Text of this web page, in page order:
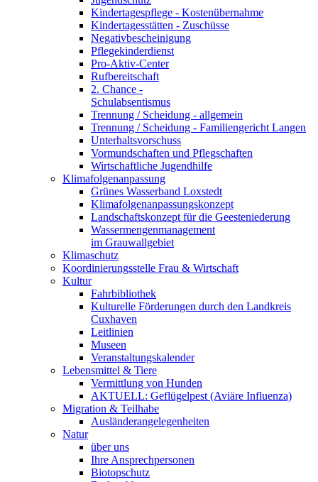
Kindertagespflege - Kostenübernahme
Kindertagesstätten - Zuschüsse
Negativbescheinigung
Pflegekinderdienst
Pro-Aktiv-Center
Rufbereitschaft
2. Chance -
Schulabsentismus
Trennung / Scheidung - allgemein
Trennung / Scheidung - Familiengericht Langen
Unterhaltsvorschuss
Vormundschaften und Pflegschaften
Wirtschaftliche Jugendhilfe
Klimafolgenanpassung
Grünes Wasserband Loxstedt
Klimafolgenanpassungskonzept
Landschaftskonzept für die Geesteniederung
Wassermengenmanagement
im Grauwallgebiet
Klimaschutz
Koordinierungsstelle Frau & Wirtschaft
Kultur
Fahrbibliothek
Kulturelle Förderungen durch den Landkreis
Cuxhaven
Leitlinien
Museen
Veranstaltungskalender
Lebensmittel & Tiere
Vermittlung von Hunden
AKTUELL: Geflügelpest (Aviäre Influenza)
Migration & Teilhabe
Ausländerangelegenheiten
Natur
über uns
Ihre Ansprechpersonen
Biotopschutz